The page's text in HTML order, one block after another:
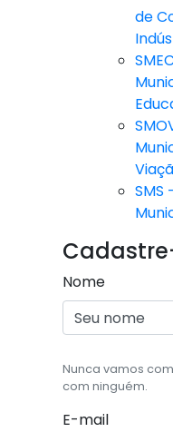
de
SMS
Nome
Nunca vamos
com ninguém.
E-mail